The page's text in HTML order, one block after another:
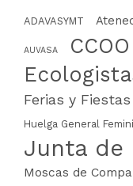
ADAVASYMT
AUVASA CCOO
Ferias y
Huelga General
Junta de
Moscas de